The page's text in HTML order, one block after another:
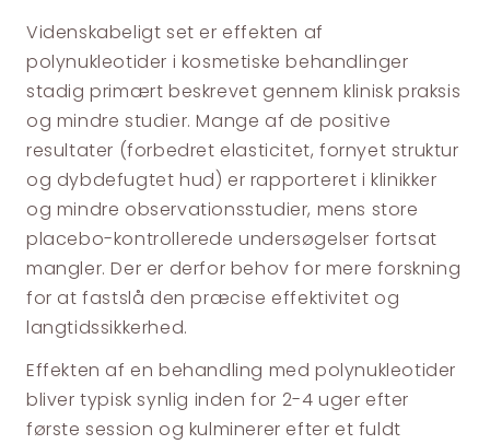
Videnskabeligt set er effekten af
polynukleotider i kosmetiske behandlinger
stadig primært beskrevet gennem klinisk praksis
og mindre studier. Mange af de positive
resultater (forbedret elasticitet, fornyet struktur
og dybdefugtet hud) er rapporteret i klinikker
og mindre observationsstudier, mens store
placebo-kontrollerede undersøgelser fortsat
mangler. Der er derfor behov for mere forskning
for at fastslå den præcise effektivitet og
langtidssikkerhed.
Effekten af en behandling med polynukleotider
bliver typisk synlig inden for 2-4 uger efter
første session og kulminerer efter et fuldt